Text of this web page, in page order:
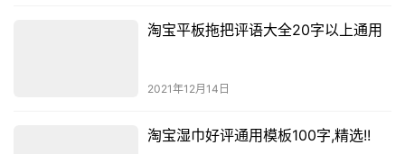
淘宝平板拖把评语大全20字以上通用
2021年12月14日
淘宝湿巾好评通用模板100字,精选!!